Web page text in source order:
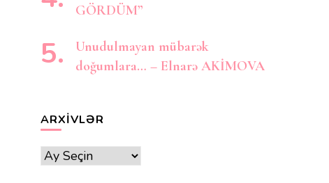
GÖRDÜM”
Unudulmayan mübarək
doğumlara… – Elnarə AKİMOVA
ARXIVLƏR
Arxivlər